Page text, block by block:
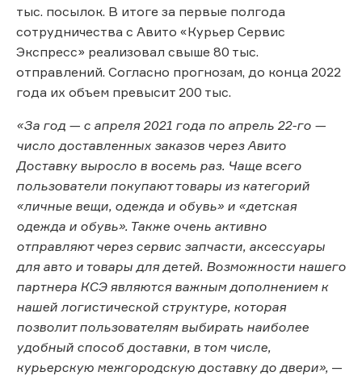
тыс. посылок. В итоге за первые полгода
сотрудничества с Авито «Курьер Сервис
Экспресс» реализовал свыше 80 тыс.
отправлений. Согласно прогнозам, до конца 2022
года их объем превысит 200 тыс.
«За год — с апреля 2021 года по апрель 22-го —
число доставленных заказов через Авито
Доставку выросло в восемь раз. Чаще всего
пользователи покупают товары из категорий
«личные вещи, одежда и обувь» и «детская
одежда и обувь». Также очень активно
отправляют через сервис запчасти, аксессуары
для авто и товары для детей. Возможности нашего
партнера КСЭ являются важным дополнением к
нашей логистической структуре, которая
позволит пользователям выбирать наиболее
удобный способ доставки, в том числе,
курьерскую межгородскую доставку до двери», —